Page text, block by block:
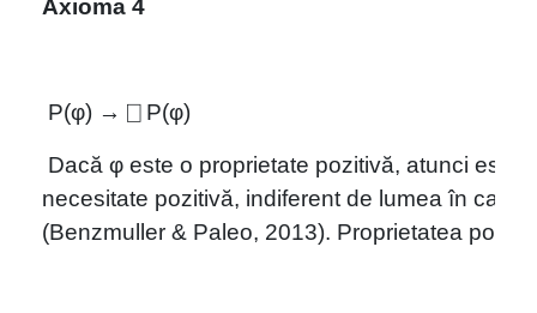
Axioma 4
P(φ) → ⎕ P(φ)
Dacă φ este o proprietate pozitivă, atunci este
necesitate pozitivă, indiferent de lumea în care
(Benzmuller & Paleo, 2013). Proprietatea